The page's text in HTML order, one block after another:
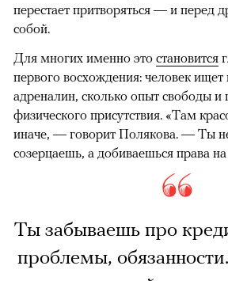
перестает притворяться — и перед
собой.
Для многих именно это становится
первого восхождения: человек ищет
адреналин, сколько опыт свободы и
физического присутствия. «Там
иначе, — говорит Полякова. — Ты
созерцаешь, а добиваешься права на
Ты забываешь про
проблемы,